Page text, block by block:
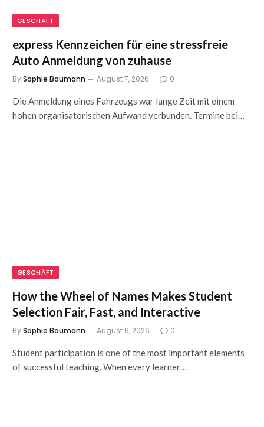
GESCHÄFT
express Kennzeichen für eine stressfreie
Auto Anmeldung von zuhause
BySophie Baumann August 7, 2026 0
Die Anmeldung eines Fahrzeugs war lange Zeit mit einem
hohen organisatorischen Aufwand verbunden. Termine bei…
GESCHÄFT
How the Wheel of Names Makes Student
Selection Fair, Fast, and Interactive
BySophie Baumann August 6, 2026 0
Student participation is one of the most important elements
of successful teaching. When every learner…